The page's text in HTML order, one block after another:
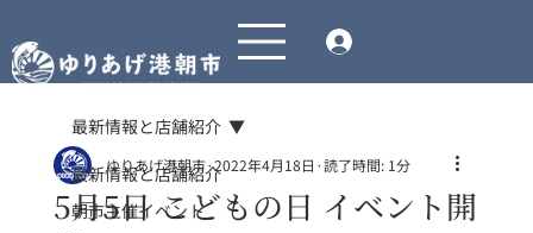
最新情報と店舗紹介
朝市主催イベント
最新情報と店舗紹介
5月5日 こどもの日 イベント開
ゆりあげ港朝市 2022年4月18日 読了時間: 1分